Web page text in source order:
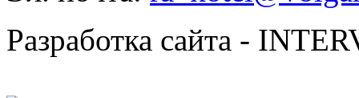
Разработка сайта -